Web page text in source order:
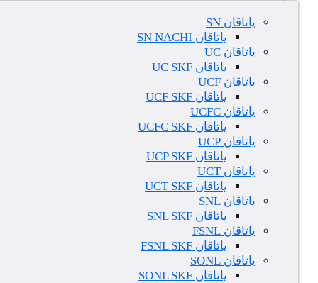
یاتاقان SN
یاتاقان SN NACHI
یاتاقان UC
یاتاقان UC SKF
یاتاقان UCF
یاتاقان UCF SKF
یاتاقان UCFC
یاتاقان UCFC SKF
یاتاقان UCP
یاتاقان UCP SKF
یاتاقان UCT
یاتاقان UCT SKF
یاتاقان SNL
یاتاقان SNL SKF
یاتاقان FSNL
یاتاقان FSNL SKF
یاتاقان SONL
یاتاقان SONL SKF